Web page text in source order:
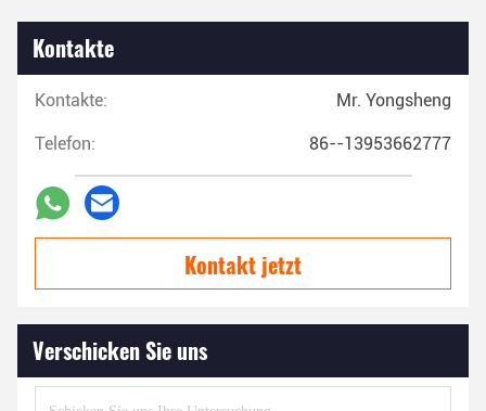
Kontakte
Kontakte: Mr. Yongsheng
Telefon: 86--13953662777
Kontakt jetzt
Verschicken Sie uns